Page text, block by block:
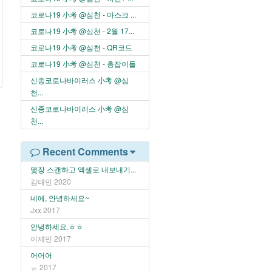
코로나19 小考 @심천 - 마스크 ...
코로나19 小考 @심천 - 2월 17...
코로나19 小考 @심천 - QR코드
코로나19 小考 @심천 - 총잡이들
신종코로나바이러스 小考 @심
천...
신종코로나바이러스 小考 @심
천...
Recent Comments
몇장 스캔하고 엑셀로 내보내기...
김태민 2020
네에, 안녕하세요~
Jxx 2017
안녕하세요.ㅎㅎ
이제민 2017
어어어
ㅠ 2017